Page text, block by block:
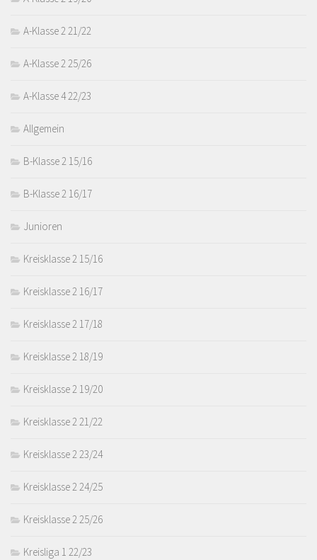
A-Klasse 2 21/22
A-Klasse 2 25/26
A-Klasse 4 22/23
Allgemein
B-Klasse 2 15/16
B-Klasse 2 16/17
Junioren
Kreisklasse 2 15/16
Kreisklasse 2 16/17
Kreisklasse 2 17/18
Kreisklasse 2 18/19
Kreisklasse 2 19/20
Kreisklasse 2 21/22
Kreisklasse 2 23/24
Kreisklasse 2 24/25
Kreisklasse 2 25/26
Kreisliga 1 22/23